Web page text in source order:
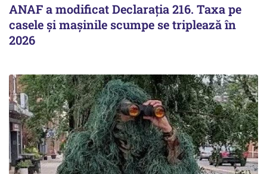
ANAF a modificat Declarația 216. Taxa pe
casele și mașinile scumpe se triplează în
2026